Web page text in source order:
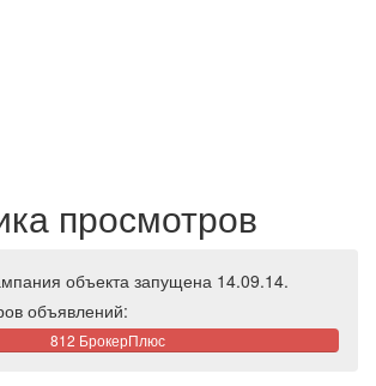
просмотров
объекта запущена 14.09.14.
объявлений:
812 БрокерПлюс